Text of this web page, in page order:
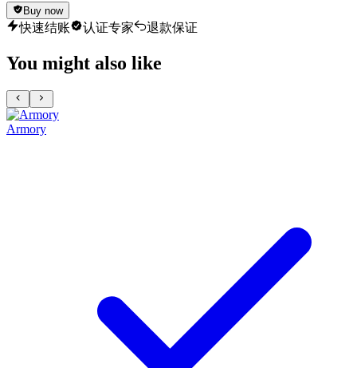
Buy now
快速结账 认证专家 退款保证
You might also like
Armory